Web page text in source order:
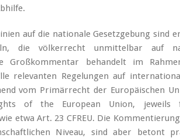
auf die nationale Gesetzgebung sind
die völkerrecht unmittelbar auf
Großkommentar behandelt im
relevanten Regelungen auf
vom Primärrecht der Europäischen
of the European Union, jeweils
etwa Art. 23 CFREU. Die
Niveau, sind aber betont